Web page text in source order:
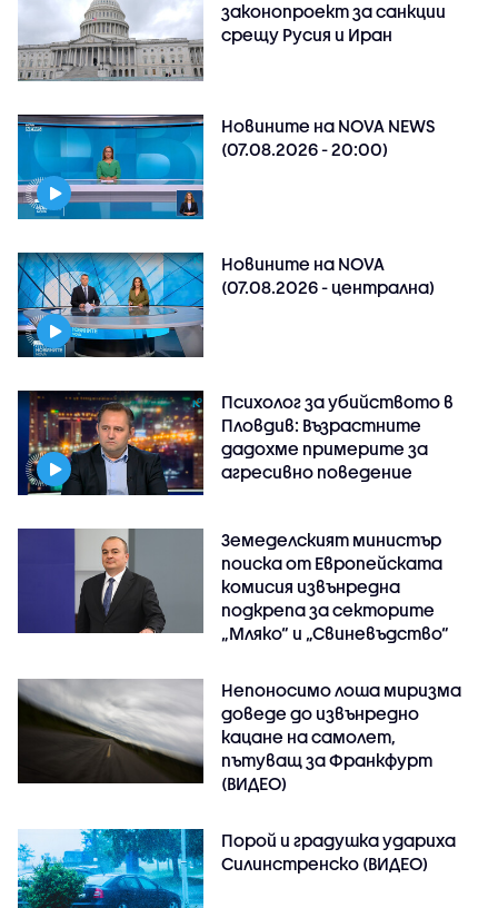
законопроект за санкции
срещу Русия и Иран
Новините на NOVA NEWS
(07.08.2026 - 20:00)
Новините на NOVA
(07.08.2026 - централна)
Психолог за убийството в
Пловдив: Възрастните
дадохме примерите за
агресивно поведение
Земеделският министър
поиска от Европейската
комисия извънредна
подкрепа за секторите
„Мляко“ и „Свиневъдство“
Непоносимо лоша миризма
доведе до извънредно
кацане на самолет,
пътуващ за Франкфурт
(ВИДЕО)
Порой и градушка удариха
Силинстренско (ВИДЕО)